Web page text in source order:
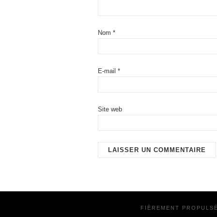
Nom *
E-mail *
Site web
FIÈREMENT